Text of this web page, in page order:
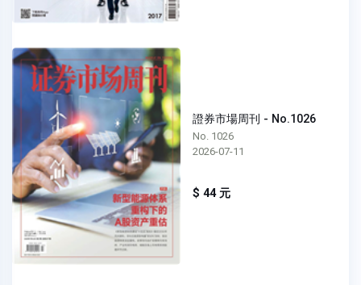
證券市場周刊 - No.1026
No. 1026
2026-07-11
$ 44 元